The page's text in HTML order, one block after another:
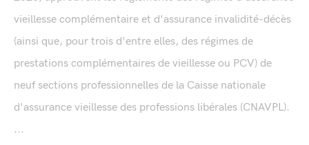
vieillesse complémentaire et d'assurance invalidité-décès
(ainsi que, pour trois d'entre elles, des régimes de
prestations complémentaires de vieillesse ou PCV) de
neuf sections professionnelles de la Caisse nationale
d'assurance vieillesse des professions libérales (CNAVPL).
...